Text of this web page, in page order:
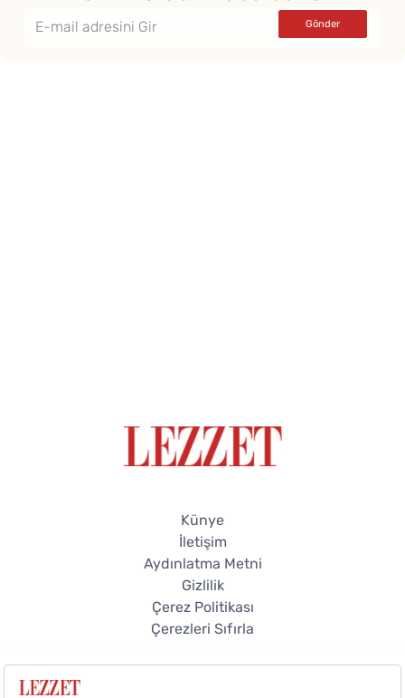
Künye
İletişim
Aydınlatma Metni
Gizlilik
Çerez Politikası
Çerezleri Sıfırla